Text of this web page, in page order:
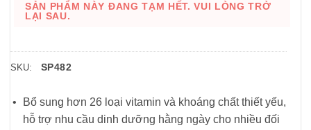
SẢN PHẨM NÀY ĐANG TẠM HẾT. VUI LÒNG TRỞ
LẠI SAU.
SKU: SP482
Bổ sung hơn 26 loại vitamin và khoáng chất thiết yếu,
hỗ trợ nhu cầu dinh dưỡng hằng ngày cho nhiều đối